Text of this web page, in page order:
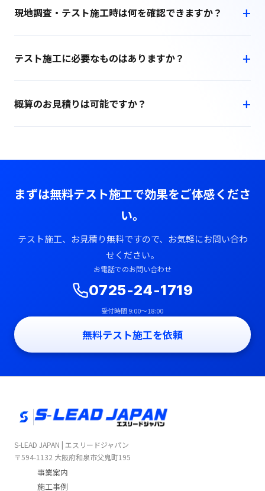
現地調査・テスト施工時は何を確認できますか？
テスト施工に必要なものはありますか？
概算のお見積りは可能ですか？
まずは無料テスト施工で効果をご体感くださ
い。
テスト施工、お見積り無料ですので、お気軽にお問い合わ
せください。
お電話でのお問い合わせ
0725-24-1719
受付時間 9:00〜18:00
無料テスト施工を依頼
S-LEAD JAPAN | エスリードジャパン
〒594-1132 大阪府和泉市父鬼町195
事業案内
施工事例